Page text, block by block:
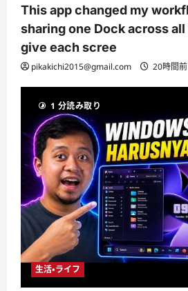
This app changed my
sharing one Dock across
give each scree
pikakichi2015@gmail.com 20時間前
1 分読み取り
生活・ライフ